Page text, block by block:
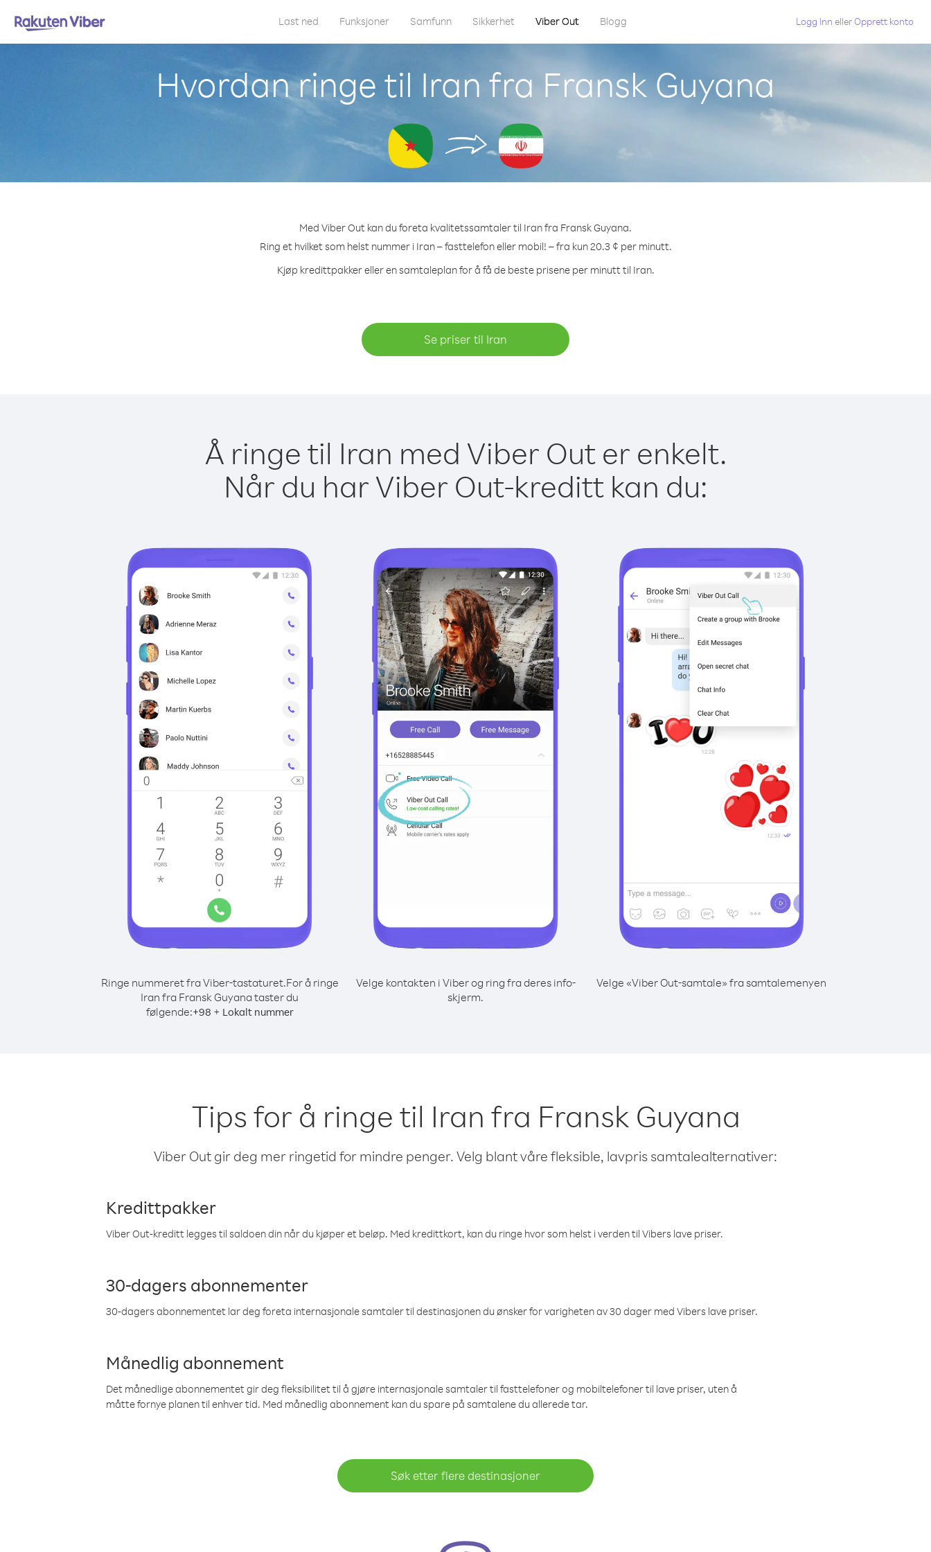
Last ned Funksjoner Samfunn Sikkerhet Viber Out Blogg Logg Inn ellerOpprett konto
Hvordan ringe til Iran fra Fransk Guyana
Med Viber Out kan du foreta kvalitetssamtaler til Iran fra Fransk Guyana.
Ring et hvilket som helst nummer i Iran – fasttelefon eller mobil! – fra kun 20.3 ¢ per minutt.
Kjøp kredittpakker eller en samtaleplan for å få de beste prisene per minutt til Iran.
Se priser til Iran
Å ringe til Iran med Viber Out er enkelt.
Når du har Viber Out-kreditt kan du:
Ringe nummeret fra Viber-tastaturet.For å ringe
Iran fra Fransk Guyana taster du
følgende:+98 + Lokalt nummer
Velge kontakten i Viber og ring fra deres info-
skjerm.
Velge «Viber Out-samtale» fra samtalemenyen
Tips for å ringe til Iran fra Fransk Guyana
Viber Out gir deg mer ringetid for mindre penger. Velg blant våre fleksible, lavpris samtalealternativer:
Kredittpakker
Viber Out-kreditt legges til saldoen din når du kjøper et beløp. Med kredittkort, kan du ringe hvor som helst i verden til Vibers lave priser.
30-dagers abonnementer
30-dagers abonnementet lar deg foreta internasjonale samtaler til destinasjonen du ønsker for varigheten av 30 dager med Vibers lave priser.
Månedlig abonnement
Det månedlige abonnementet gir deg fleksibilitet til å gjøre internasjonale samtaler til fasttelefoner og mobiltelefoner til lave priser, uten å
måtte fornye planen til enhver tid. Med månedlig abonnement kan du spare på samtalene du allerede tar.
Søk etter flere destinasjoner